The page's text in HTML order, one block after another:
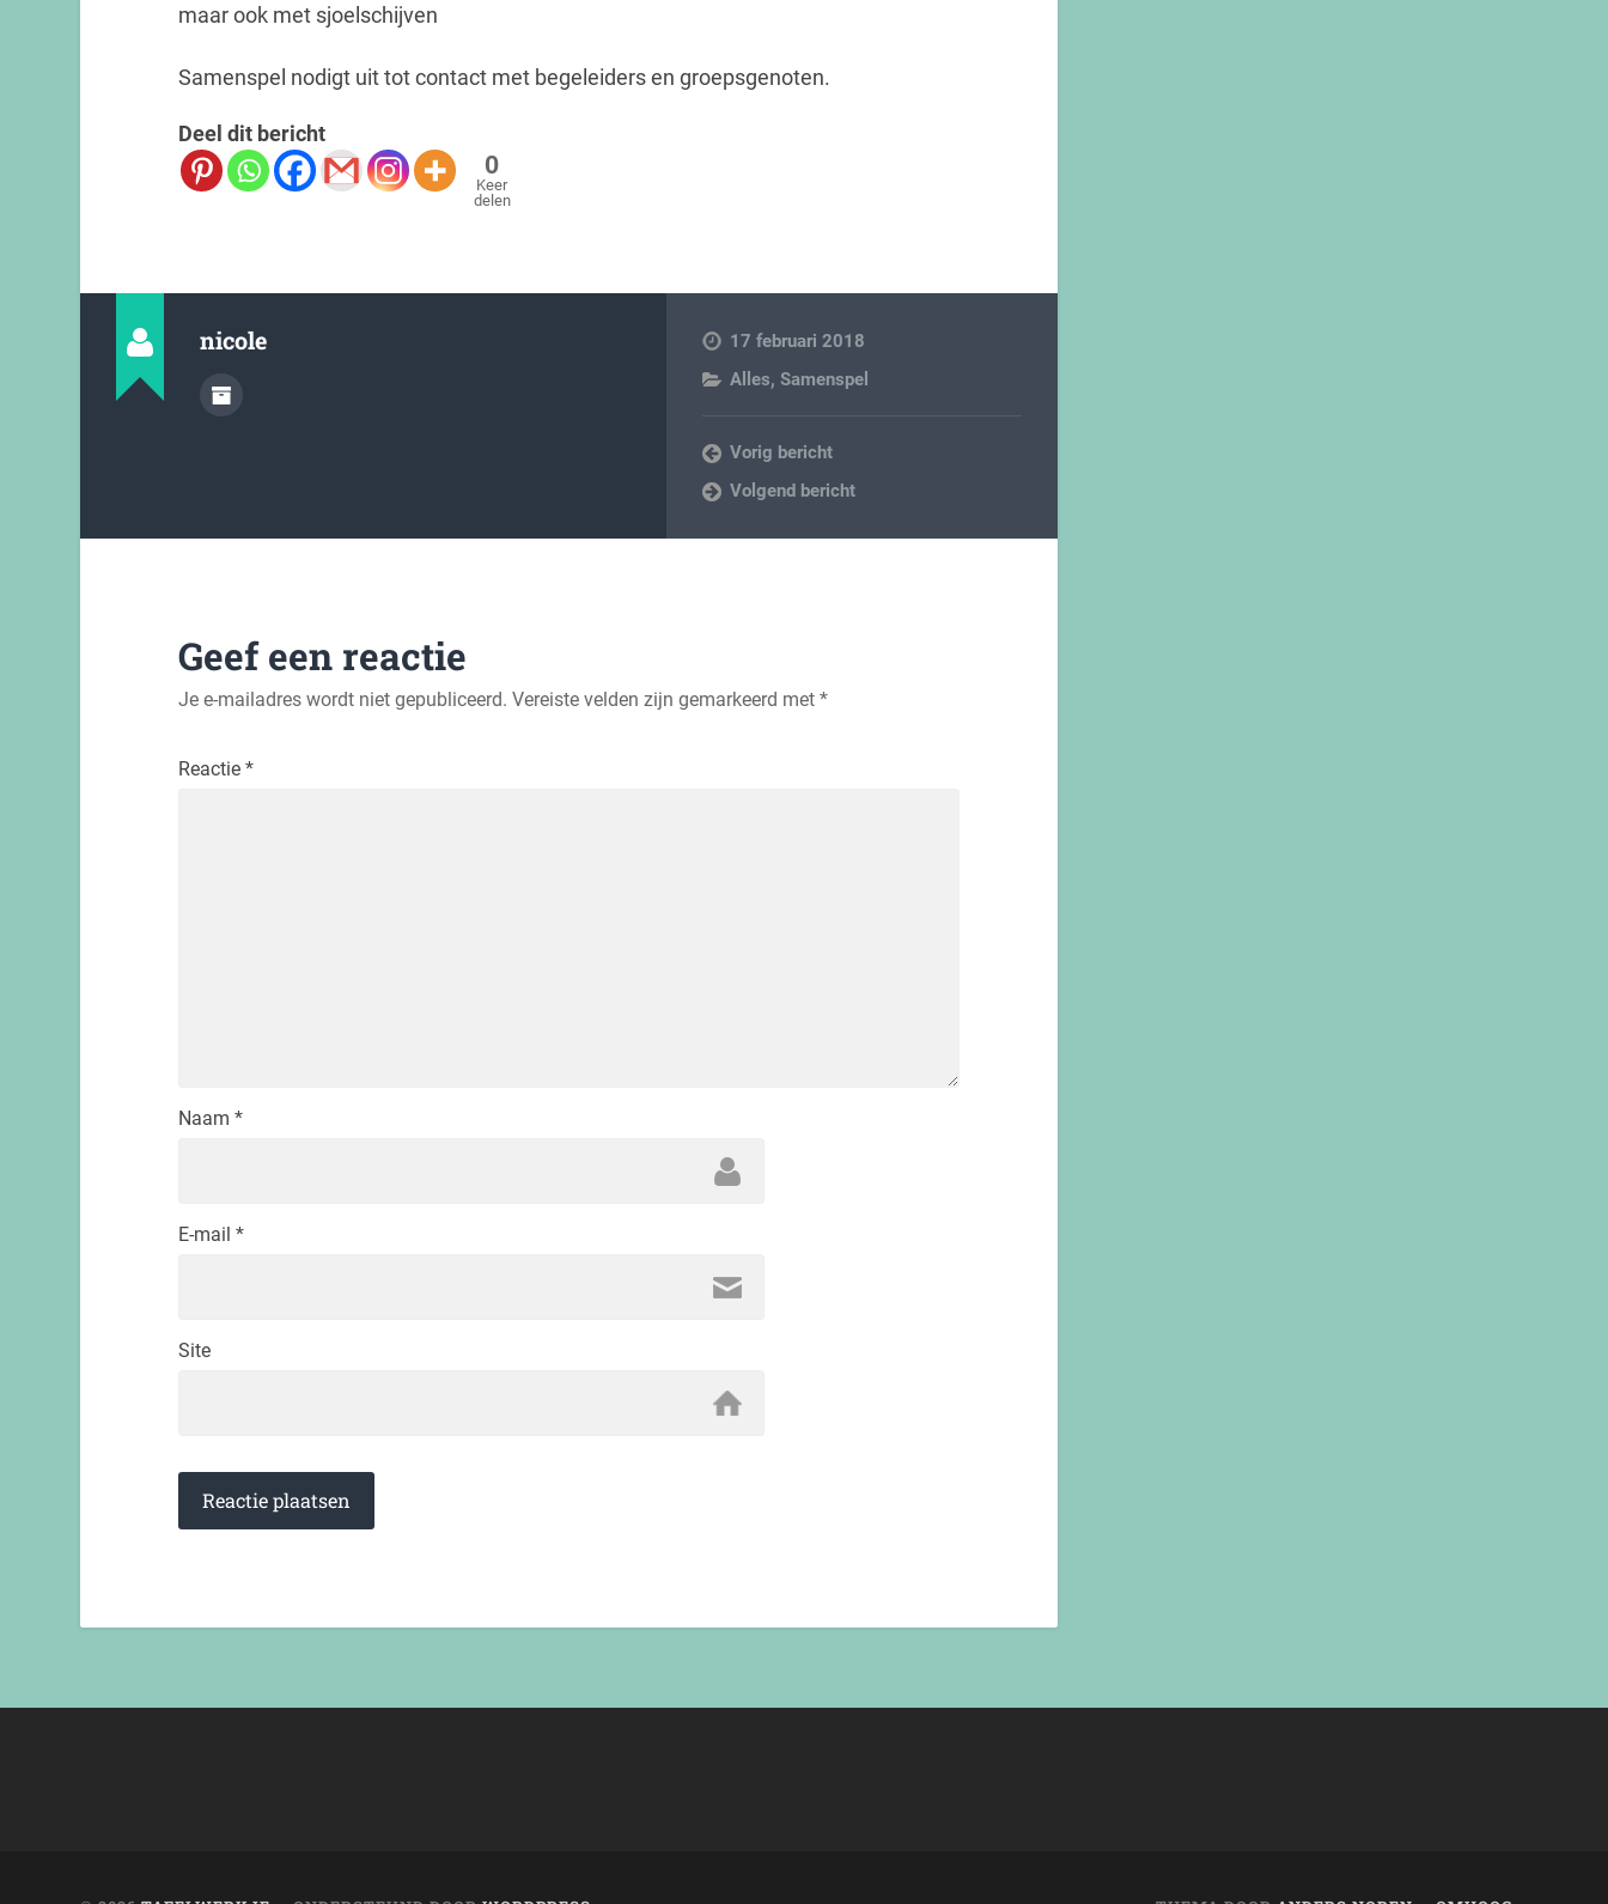
maar ook met sjoelschijven
Samenspel nodigt uit tot contact met begeleiders en groepsgenoten.
Deel dit bericht
0
Keer
delen
nicole
17 februari 2018
Alles,Samenspel
Vorig bericht
Volgend bericht
Geef een reactie
Je e-mailadres wordt niet gepubliceerd. Vereiste velden zijn gemarkeerd met *
Reactie *
Naam *
E-mail *
Site